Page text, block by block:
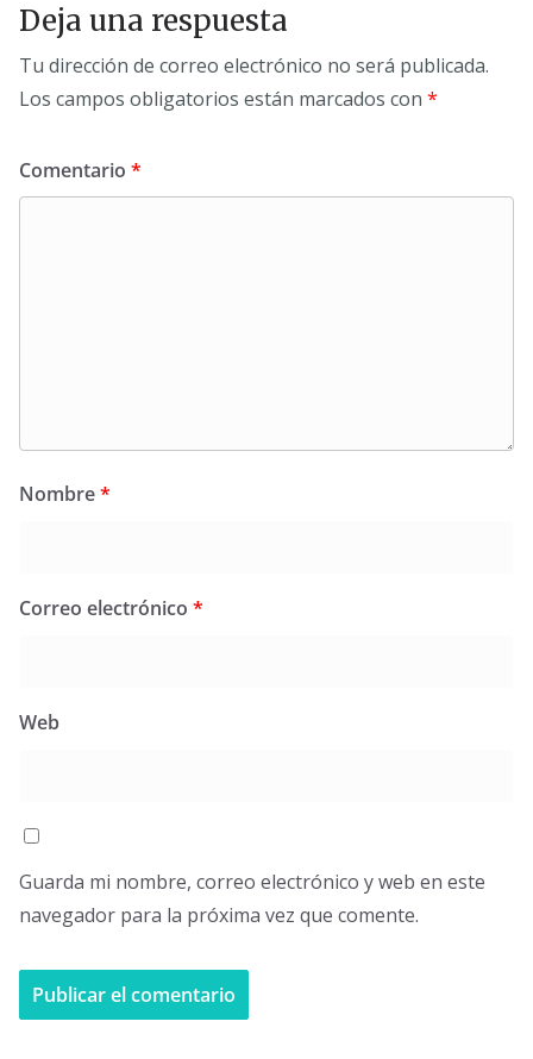
Deja una respuesta
Tu dirección de correo electrónico no será publicada.
Los campos obligatorios están marcados con *
Comentario *
Nombre*
Correo electrónico *
Web
Guarda mi nombre, correo electrónico y web en este
navegador para la próxima vez que comente.